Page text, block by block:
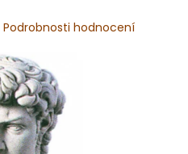
Podrobnosti hodnocení